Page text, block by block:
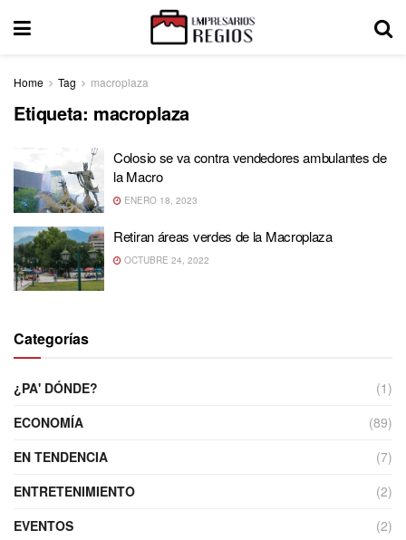
Home Tag macroplaza
Etiqueta: macroplaza
Colosio se va contra vendedores ambulantes de
la Macro
ENERO 18, 2023
Retiran áreas verdes de la Macroplaza
OCTUBRE 24, 2022
Categorías
¿PA' DÓNDE?
(1)
ECONOMÍA
(89)
EN TENDENCIA
(7)
ENTRETENIMIENTO
(2)
EVENTOS
(2)